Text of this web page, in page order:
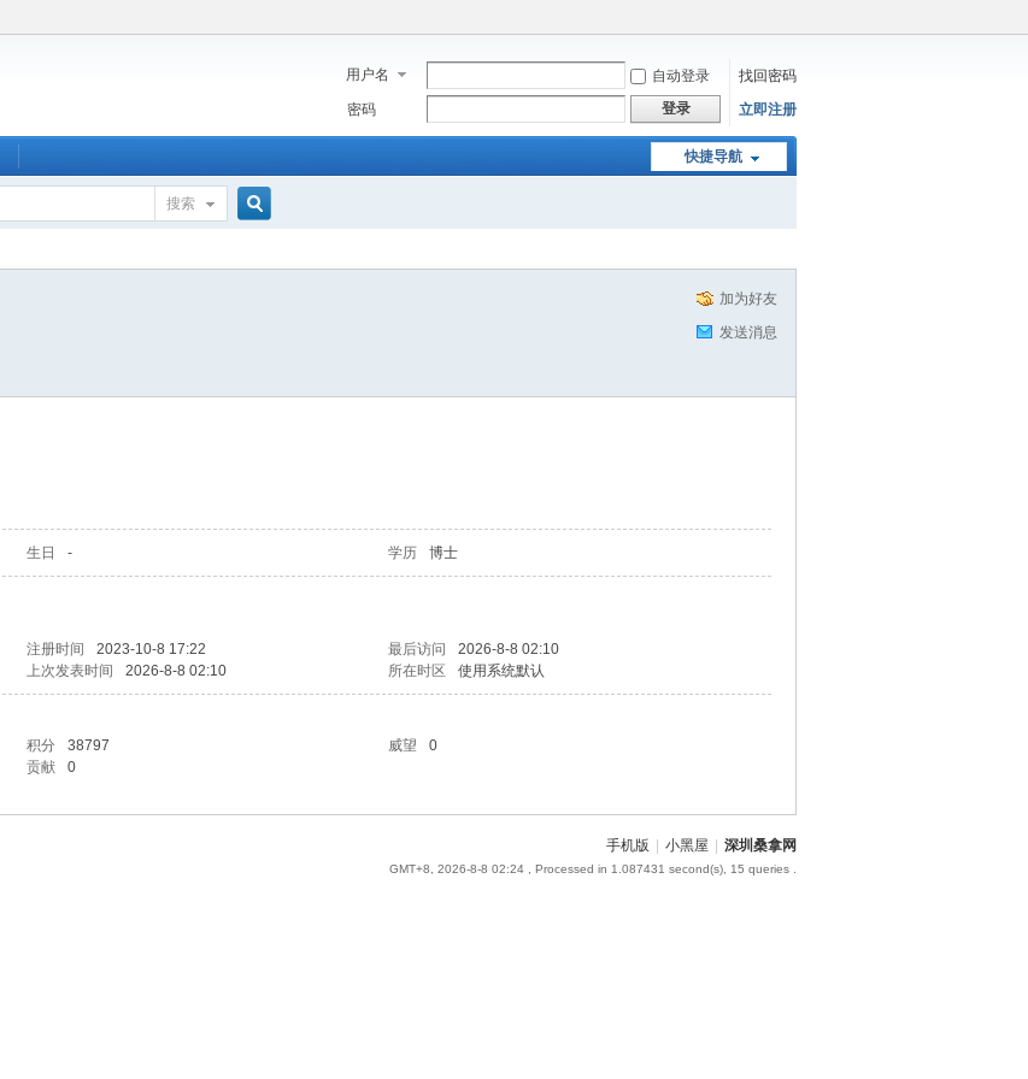
用户名 自动登录
找回密码
密码
登录 立即注册
快捷导航
搜索
加为好友
发送消息
生日 - 学历 博士
注册时间 2023-10-8 17:22 最后访问
2026-8-8 02:10
上次发表时间 2026-8-8 02:10 所在时区 使用系统默认
积分 38797 威望
0
贡献 0
手机版 小黑屋 深圳桑拿网
GMT+8, 2026-8-8 02:24 , Processed in 1.087431 second(s), 15 queries .